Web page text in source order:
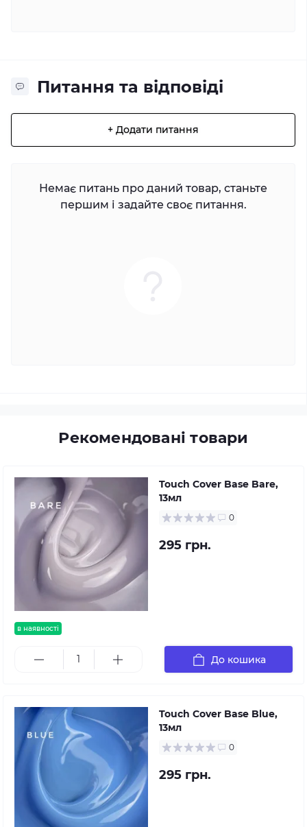
Питання та відповіді
+ Додати питання
Немає питань про даний товар, станьте
першим і задайте своє питання.
Рекомендовані товари
в наявності
Touch Cover Base Bare,
13мл
0
295 грн.
До кошика
Touch Cover Base Blue,
13мл
0
295 грн.